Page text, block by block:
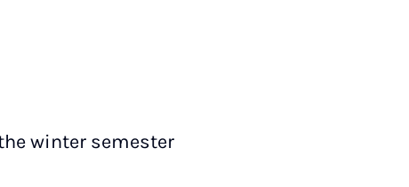
winter semester